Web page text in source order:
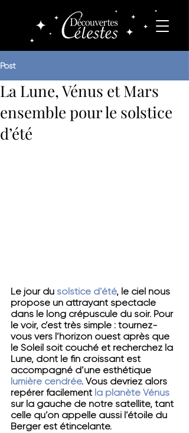
Post
La Lune, Vénus et Mars
ensemble pour le solstice
d’été
Le jour du solstice d’été, le ciel nous
propose un attrayant spectacle
dans le long crépuscule du soir. Pour
le voir, c’est très simple : tournez-
vous vers l’horizon ouest après que
le Soleil soit couché et recherchez la
Lune, dont le fin croissant est
accompagné d’une esthétique
lumière cendrée. Vous devriez alors
repérer facilement la planète Vénus
sur la gauche de notre satellite, tant
celle qu’on appelle aussi l’étoile du
Berger est étincelante.